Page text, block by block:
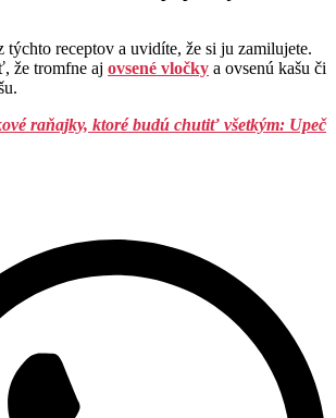
týchto receptov a uvidíte, že si ju zamilujete.
že tromfne aj ovsené vločky a ovsenú kašu či
raňajky, ktoré budú chutiť všetkým: Upeč